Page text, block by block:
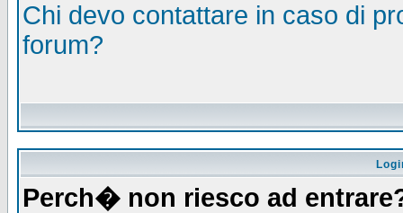
Chi devo contattare in caso di
forum?
Perch� non riesco ad